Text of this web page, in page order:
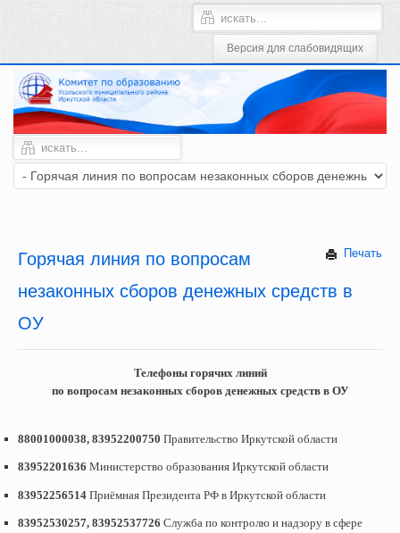
Печать
Горячая линия по вопросам
незаконных сборов денежных средств в
ОУ
Телефоны горячих линий
по вопросам незаконных сборов денежных средств в ОУ
88001000038, 83952200750 Правительство Иркутской области
83952201636 Министерство образования Иркутской области
83952256514 Приёмная Президента РФ в Иркутской области
83952530257, 83952537726 Служба по контролю и надзору в сфере